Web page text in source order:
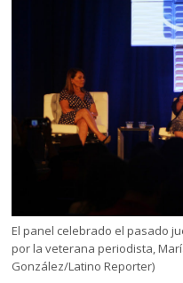
El panel celebrado el pasado
por la veterana periodista,
González/Latino Reporter)